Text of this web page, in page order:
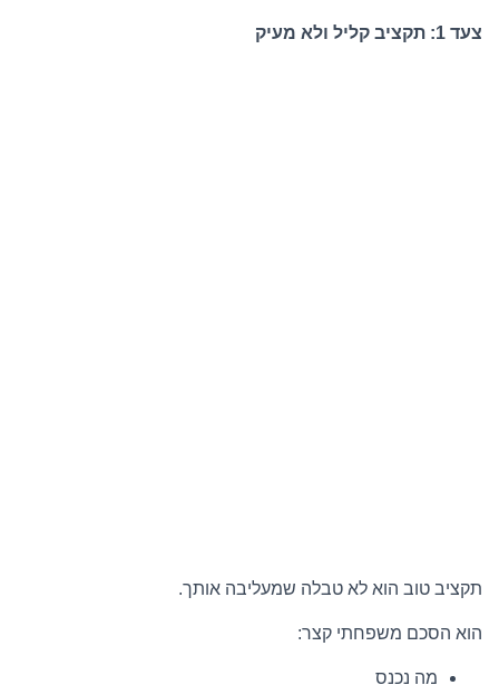
צעד 1: תקציב קליל ולא מעיק
תקציב טוב הוא לא טבלה שמעליבה אותך.
הוא הסכם משפחתי קצר:
מה נכנס